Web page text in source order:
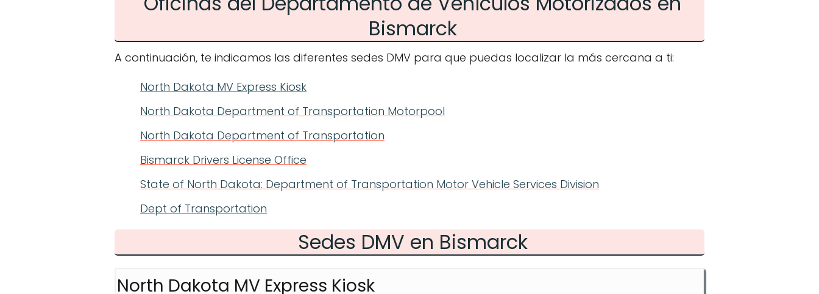
Bismarck
A continuación, te indicamos las diferentes sedes DMV para que puedas localizar la más cercana a ti:
North Dakota MV Express Kiosk
North Dakota Department of Transportation Motorpool
North Dakota Department of Transportation
Bismarck Drivers License Office
State of North Dakota: Department of Transportation Motor Vehicle Services Division
Dept of Transportation
Sedes DMV en Bismarck
North Dakota MV Express Kiosk